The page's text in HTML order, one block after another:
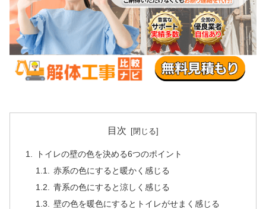
目次
トイレの壁の色を決める6つのポイント
赤系の色にすると暖かく感じる
青系の色にすると涼しく感じる
壁の色を暖色にするとトイレがせまく感じる